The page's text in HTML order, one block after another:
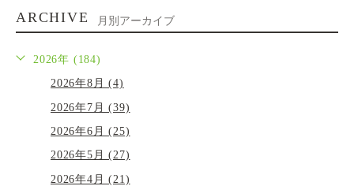
ARCHIVE 月別アーカイブ
2026年 (184)
2026年8月 (4)
2026年7月 (39)
2026年6月 (25)
2026年5月 (27)
2026年4月 (21)